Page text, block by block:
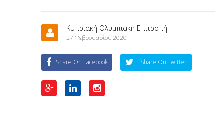
Κυπριακή Ολυμπιακή Επιτροπή
27 Φεβρουαρίου 2020
Share On Facebook Share On Twitter